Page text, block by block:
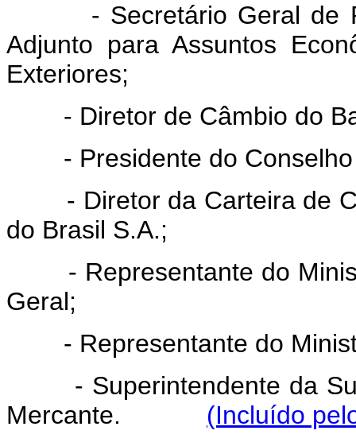
- Secretário Geral de
Adjunto para Assuntos
Exteriores;
- Diretor de Câmbio do
- Presidente do Conselho
- Diretor da Carteira de
do Brasil S.A.;
- Representante do
Geral;
- Representante do
- Superintendente da
Mercante. (Incluído